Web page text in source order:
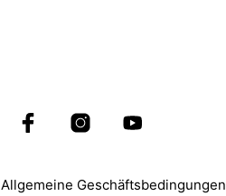
Allgemeine Geschäftsbedingungen